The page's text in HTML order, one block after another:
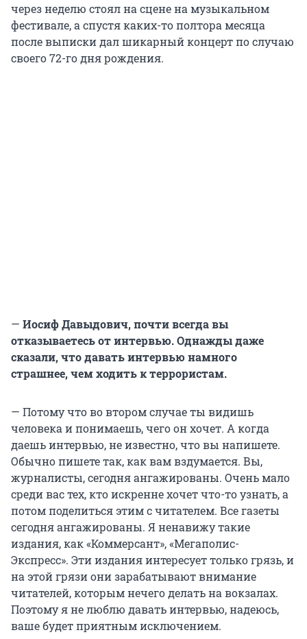
через неделю стоял на сцене на музыкальном
фестивале, а спустя каких-то полтора месяца
после выписки дал шикарный концерт по случаю
своего 72-го дня рождения.
— Иосиф Давыдович, почти всегда вы
отказываетесь от интервью. Однажды даже
сказали, что давать интервью намного
страшнее, чем ходить к террористам.
— Потому что во втором случае ты видишь
человека и понимаешь, чего он хочет. А когда
даешь интервью, не известно, что вы напишете.
Обычно пишете так, как вам вздумается. Вы,
журналисты, сегодня ангажированы. Очень мало
среди вас тех, кто искренне хочет что-то узнать, а
потом поделиться этим с читателем. Все газеты
сегодня ангажированы. Я ненавижу такие
издания, как «Коммерсант», «Мегаполис-
Экспресс». Эти издания интересует только грязь, и
на этой грязи они зарабатывают внимание
читателей, которым нечего делать на вокзалах.
Поэтому я не люблю давать интервью, надеюсь,
ваше будет приятным исключением.